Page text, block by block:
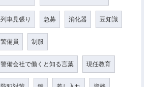
列車見張り 急募 消化器 豆知識
警備員 制服
警備会社で働くと知る言葉 現任教育